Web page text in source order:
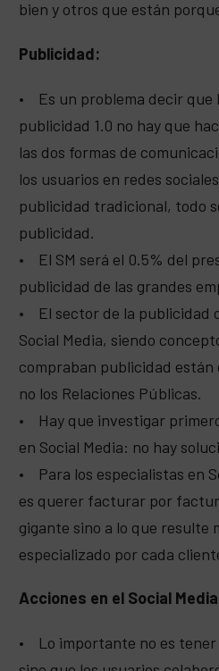
bien y otros que están
Publicidad:
• Es un problema decir que
publicidad 1.0 no hay que
las dos formas de
los usuarios en redes
publicidad tradicional, todo
publicidad.
• El SM será el 0.5% del
publicidad de las grandes
• El sector de la publicidad
Social Media, siendo
compraban publicidad están
no los Relaciones Públicas.
• Hay que investigar
en Social Media: no hay
• Para los especialistas en
es querer facturar por
gigante sino a lo que resulte
especializado por cada
Acciones en el Social Media
• Lo importante no es tener